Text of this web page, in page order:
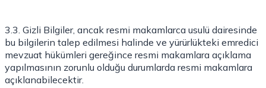
3.3. Gizli Bilgiler, ancak resmi makamlarca usulü dairesinde
bu bilgilerin talep edilmesi halinde ve yürürlükteki emredici
mevzuat hükümleri gereğince resmi makamlara açıklama
yapılmasının zorunlu olduğu durumlarda resmi makamlara
açıklanabilecektir.